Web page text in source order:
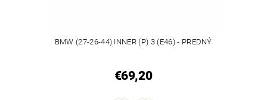
BMW (27-26-44) INNER (P) 3 (E46) - PREDNÝ
€69,20